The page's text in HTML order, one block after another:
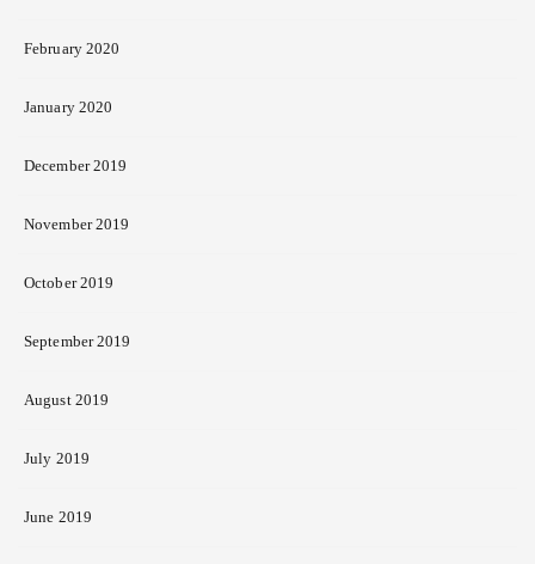
February 2020
January 2020
December 2019
November 2019
October 2019
September 2019
August 2019
July 2019
June 2019